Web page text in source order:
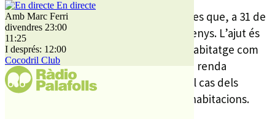
En directe
Amb Marc Ferri
divendres 23:00
11:25
I després: 12:00
Cocodril Club
Poden optar a la subvenció les persones que, a 31 de
gener de 2026, tinguessin 35 anys o menys. L’ajut és
compatible tant amb el lloguer d’un habitatge com
amb el d’una habitació, sempre que la renda
mensual no superi els 1.000 euros en el cas dels
habitatges i els 450 euros en el de les habitacions.